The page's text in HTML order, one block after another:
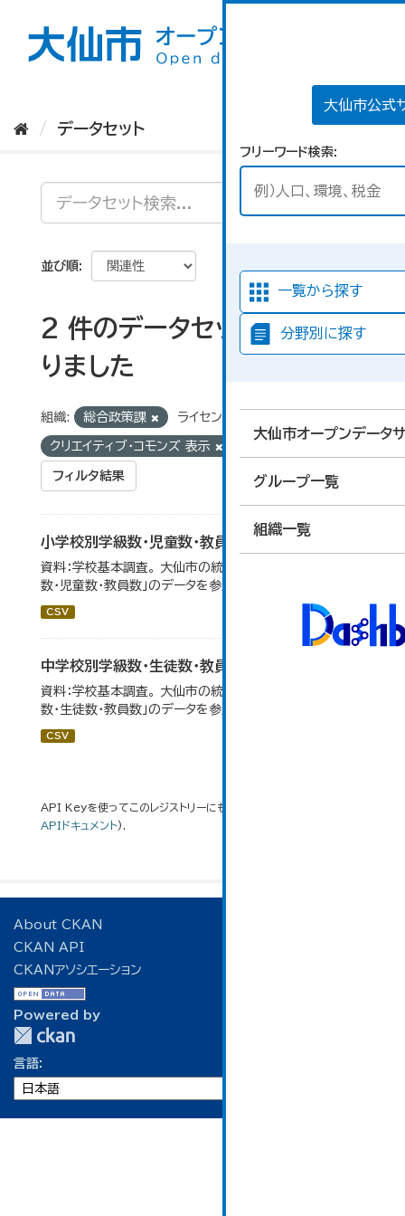
大仙市公式
フリーワード検索
一覧から探す
分野別に探す
大仙市オープンデータ
グループ一覧
組織一覧
データセット
並び順
2 件のデータセットが見つか
りました
組織: 総合政策課 ライセンス:
クリエイティブ・コモンズ 表示
フィルタ結果
小学校別学級数・児童数・教員数
資料：学校基本調査。 大仙市の統計「14-4 小学校別学級
数・児童数・教員数」のデータを参照しています。
CSV
中学校別学級数・生徒数・教員数
資料：学校基本調査。 大仙市の統計「14-6 中学校別学級
数・生徒数・教員数」のデータを参照しています。
CSV
API Keyを使ってこのレジストリーにもアクセス可能です
APIドキュメント).
About CKAN
CKAN API
CKANアソシエーション
Powered by
言語